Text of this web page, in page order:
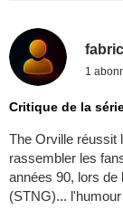
1
Critique de la
The Orville réussit
rassembler les
années 90, lors de
(STNG)...